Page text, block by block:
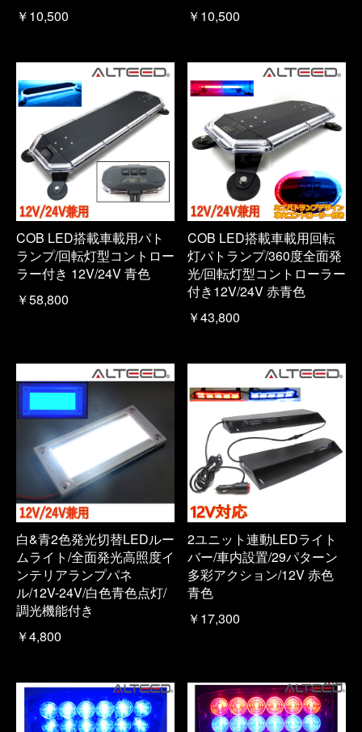
￥10,500
￥10,500
COB LED搭載車載用パト
ランプ/回転灯型コントロー
ラー付き 12V/24V 青色
￥58,800
COB LED搭載車載用回転
灯パトランプ/360度全面発
光/回転灯型コントローラー
付き12V/24V 赤青色
￥43,800
白&青2色発光切替LEDルー
ムライト/全面発光高照度イ
ンテリアランプパネ
ル/12V-24V/白色青色点灯/
調光機能付き
￥4,800
2ユニット連動LEDライト
バー/車内設置/29パターン
多彩アクション/12V 赤色
青色
￥17,300